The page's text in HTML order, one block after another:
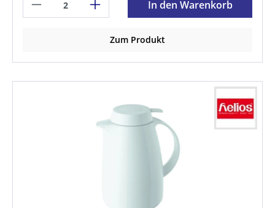
In den Warenkorb
Zum Produkt